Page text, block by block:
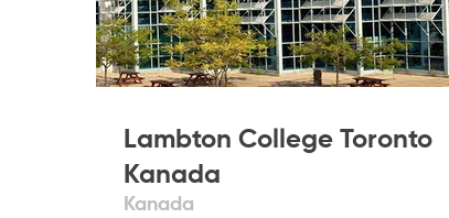
Lambton College Toronto
Kanada
Kanada